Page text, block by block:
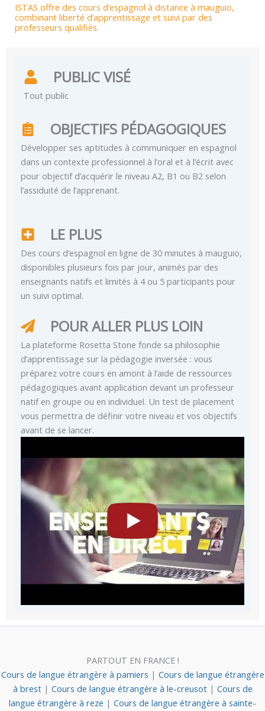
ISTAS offre des cours d’espagnol à distance à mauguio,
combinant liberté d’apprentissage et suivi par des
professeurs qualifiés.
PUBLIC VISÉ
Tout public
OBJECTIFS PÉDAGOGIQUES
Développer ses aptitudes à communiquer en espagnol
dans un contexte professionnel à l’oral et à l’écrit avec
pour objectif d’acquérir le niveau A2, B1 ou B2 selon
l’assiduité de l’apprenant.
LE PLUS
Des cours d’espagnol en ligne de 30 minutes à mauguio,
disponibles plusieurs fois par jour, animés par des
enseignants natifs et limités à 4 ou 5 participants pour
un suivi optimal.
POUR ALLER PLUS LOIN
La plateforme Rosetta Stone fonde sa philosophie
d’apprentissage sur la pédagogie inversée : vous
préparez votre cours en amont à l’aide de ressources
pédagogiques avant application devant un professeur
natif en groupe ou en individuel. Un test de placement
vous permettra de définir votre niveau et vos objectifs
avant de se lancer.
PARTOUT EN FRANCE !
Cours de langue étrangère à pamiers | Cours de langue étrangère
à brest | Cours de langue étrangère à le-creusot | Cours de
langue étrangère à reze | Cours de langue étrangère à sainte-